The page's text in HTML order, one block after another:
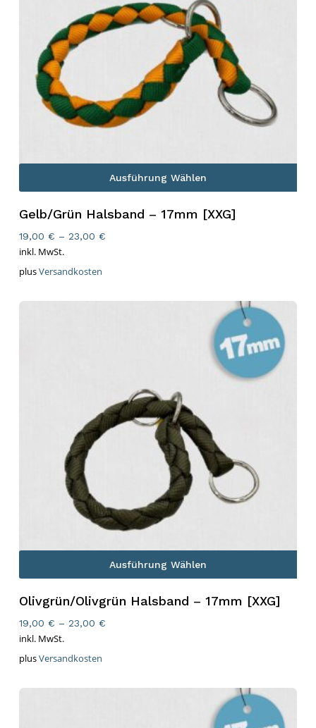
Ausführung Wählen
Gelb/Grün Halsband – 17mm [XXG]
19,00 € – 23,00 €
inkl. MwSt.
plusVersandkosten
Ausführung Wählen
Olivgrün/Olivgrün Halsband – 17mm [XXG]
19,00 € – 23,00 €
inkl. MwSt.
plusVersandkosten